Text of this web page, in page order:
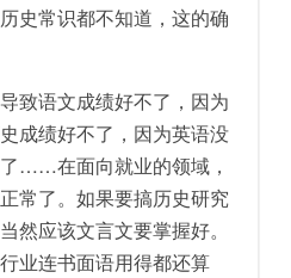
史常识都不知道，这的确
语文成绩好不了，因为
成绩好不了，因为英语没
……在面向就业的领域，
常了。如果要搞历史研究
然应该文言文要掌握好。
业连书面语用得都还算